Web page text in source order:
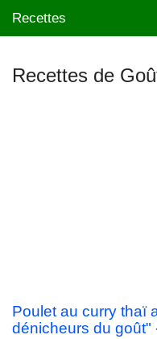
Recettes
Recettes de
Poulet au curry thaï
dénicheurs du goût"